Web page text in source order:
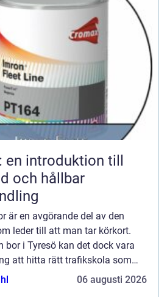
en introduktion till
och hållbar
är en avgörande del av den
leder till att man tar körkort.
bor i Tyresö kan det dock vara
att hitta rätt trafikskola som
behov. I denna artikel kommer
06 augusti 2026